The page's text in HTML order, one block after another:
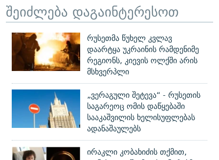
შეიძლება დაგაინტერესოთ
რუსეთმა წუხელ კვლავ
დაარტყა უკრაინის რამდენიმე
რეგიონს, კიევის ოლქში არის
მსხვერპლი
„ვერაგული შეტევა“ - რუსეთის
საგარეოც ომის დაწყებაში
სააკაშვილის ხელისუფლებას
ადანაშაულებს
ირაკლი კობახიძის თქმით,